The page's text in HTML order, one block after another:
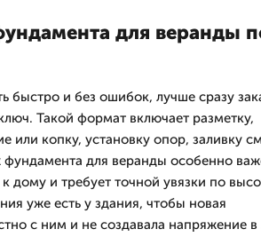
для веранды
быстро и без ошибок, лучше сразу
Такой формат включает разметку,
или копку, установку опор, заливку
для веранды особенно
дому и требует точной увязки по
уже есть у здания, чтобы новая
с ним и не создавала напряжение в